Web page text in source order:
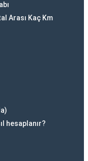
Arası Kaç Km
hesaplanır?